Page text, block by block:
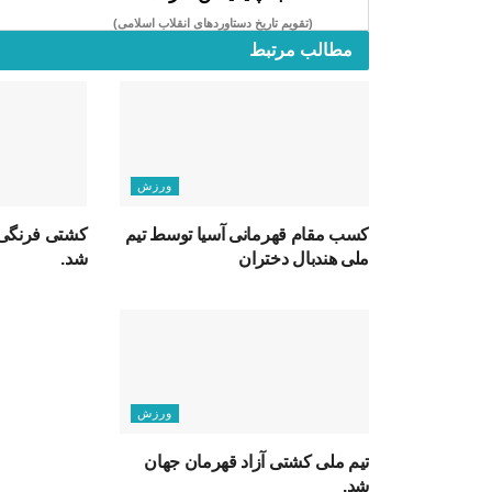
(تقویم تاریخ دستاوردهای انقلاب اسلامی​)
مطالب مرتبط
ورزش
کسب مقام قهرمانی آسیا توسط تیم
ملی هندبال دختران
کشتی فرنگی
شد.
ورزش
تیم ملی کشتی آزاد قهرمان جهان
شد.